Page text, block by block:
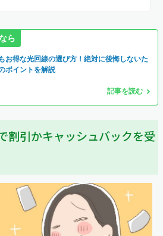
ら
お得な光回線の選び方！絶対に後悔しないた
ポイントを解説
記事を読む
割引かキャッシュバックを受